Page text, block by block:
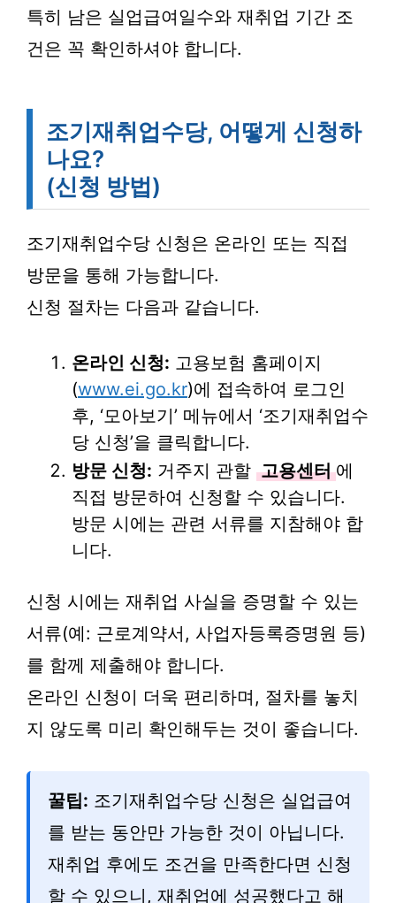
특히 남은 실업급여일수와 재취업 기간 조
건은 꼭 확인하셔야 합니다.
조기재취업수당, 어떻게 신청하
나요?
(신청 방법)
조기재취업수당 신청은 온라인 또는 직접
방문을 통해 가능합니다.
신청 절차는 다음과 같습니다.
온라인 신청: 고용보험 홈페이지
(www.ei.go.kr)에 접속하여 로그인
후, ‘모아보기’ 메뉴에서 ‘조기재취업수
당 신청’을 클릭합니다.
방문 신청: 거주지 관할 고용센터 에
직접 방문하여 신청할 수 있습니다.
방문 시에는 관련 서류를 지참해야 합
니다.
신청 시에는 재취업 사실을 증명할 수 있는
서류(예: 근로계약서, 사업자등록증명원 등)
를 함께 제출해야 합니다.
온라인 신청이 더욱 편리하며, 절차를 놓치
지 않도록 미리 확인해두는 것이 좋습니다.
꿀팁: 조기재취업수당 신청은 실업급여
를 받는 동안만 가능한 것이 아닙니다.
재취업 후에도 조건을 만족한다면 신청
할 수 있으니, 재취업에 성공했다고 해